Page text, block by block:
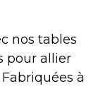
nos tables
pour allier
à